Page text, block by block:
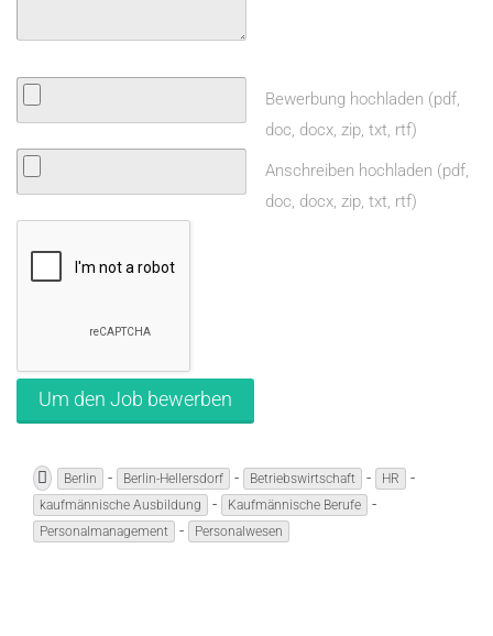
Bewerbung hochladen (pdf,
doc, docx, zip, txt, rtf)
Anschreiben hochladen (pdf,
doc, docx, zip, txt, rtf)
Berlin - Berlin-Hellersdorf - Betriebswirtschaft - HR -
kaufmännische Ausbildung - Kaufmännische Berufe -
Personalmanagement - Personalwesen